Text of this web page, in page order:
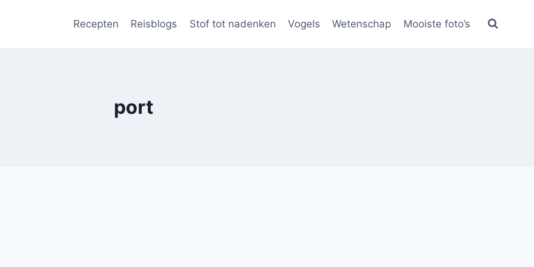
Recepten Reisblogs Stof tot nadenken Vogels Wetenschap Mooiste foto’s
port